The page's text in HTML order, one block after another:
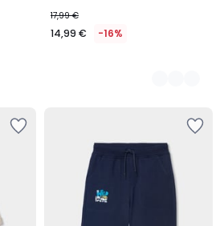
17,99 €
14,99 € -16%